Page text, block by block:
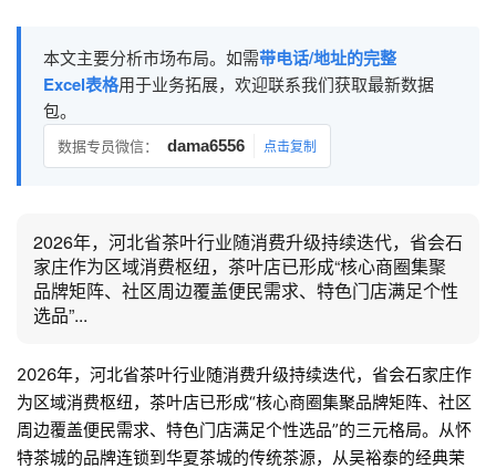
本文主要分析市场布局。如需带电话/地址的完整
Excel表格用于业务拓展，欢迎联系我们获取最新数据
包。
数据专员微信： dama6556 点击复制
2026年，河北省茶叶行业随消费升级持续迭代，省会石
家庄作为区域消费枢纽，茶叶店已形成“核心商圈集聚
品牌矩阵、社区周边覆盖便民需求、特色门店满足个性
选品”...
2026年，河北省茶叶行业随消费升级持续迭代，省会石家庄作
为区域消费枢纽，茶叶店已形成“核心商圈集聚品牌矩阵、社区
周边覆盖便民需求、特色门店满足个性选品”的三元格局。从怀
特茶城的品牌连锁到华夏茶城的传统茶源，从吴裕泰的经典茉